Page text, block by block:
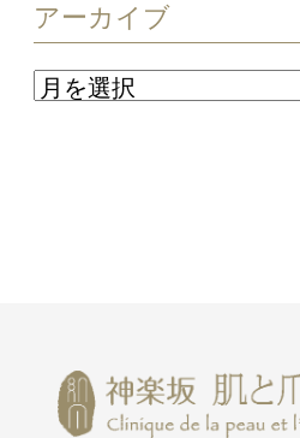
アーカイブ